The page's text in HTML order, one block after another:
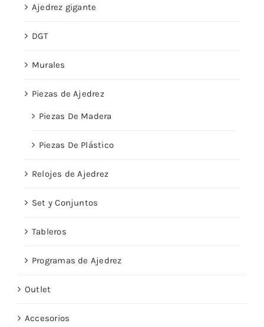
Ajedrez gigante
DGT
Murales
Piezas de Ajedrez
Piezas De Madera
Piezas De Plástico
Relojes de Ajedrez
Set y Conjuntos
Tableros
Programas de Ajedrez
Outlet
Accesorios